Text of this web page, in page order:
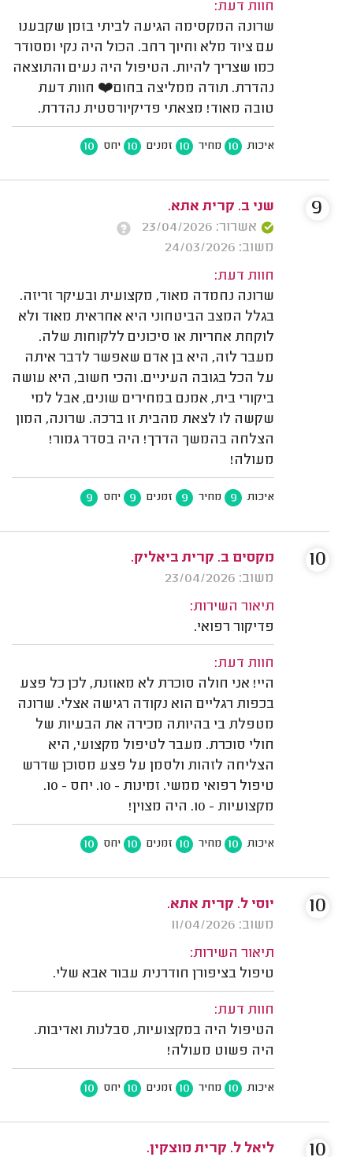
חוות דעת:
שרונה המקסימה הגיעה לביתי בזמן שקבענו
עם ציוד מלא וחיוך רחב. הכול היה נקי ומסודר
כמו שצריך להיות. הטיפול היה נעים והתוצאה
נהדרת. תודה ממליצה בחום❤️ חוות דעת
טובה מאוד! מצאתי פדיקיורסטית נהדרת.
איכות 10 מחיר 10 זמנים 10 יחס 10
שני ב. קרית אתא.
אשרור: 23/04/2026
משוב: 24/03/2026
חוות דעת:
שרונה נחמדה מאוד, מקצועית ובעיקר זריזה.
בגלל המצב הביטחוני היא אחראית מאוד ולא
לוקחת אחריות או סיכונים ללקוחות שלה.
מעבר לזה, היא בן אדם שאפשר לדבר איתה
על הכל בגובה העיניים. והכי חשוב, היא עושה
ביקורי בית, אמנם במחירים שונים, אבל למי
שקשה לו לצאת מהבית זו ברכה. שרונה, המון
הצלחה בהמשך הדרך! היה בסדר גמור!
מעולה!
איכות 9 מחיר 9 זמנים 9 יחס 9
9
מקסים ב. קרית ביאליק.
משוב: 23/04/2026
תיאור השירות:
פדיקור רפואי.
חוות דעת:
היי! אני חולה סוכרת לא מאוזנת, לכן כל פצע
בכפות רגליים הוא נקודה רגישה אצלי. שרונה
מטפלת בי בהיותה מכירה את הבעיות של
חולי סוכרת. מעבר לטיפול מקצועי, היא
הצליחה לזהות ולסמן על פצע מסוכן שדרש
טיפול רפואי ממשי. זמינות - 10. יחס - 10.
מקצועיות - 10. היה מצוין!
איכות 10 מחיר 10 זמנים 10 יחס 10
10
יוסי ל. קרית אתא.
משוב: 11/04/2026
תיאור השירות:
טיפול בציפורן חודרנית עבור אבא שלי.
חוות דעת:
הטיפול היה במקצועיות, סבלנות ואדיבות.
היה פשוט מעולה!
איכות 10 מחיר 10 זמנים 10 יחס 10
10
ליאל ל. קרית מוצקין.
10